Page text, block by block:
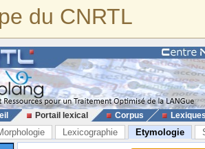
du CNRTL
Portail lexical Corpus
Lexicographie Etymologie